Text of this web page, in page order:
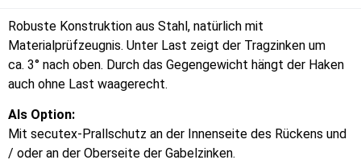
Robuste Konstruktion aus Stahl, natürlich mit
Materialprüfzeugnis. Unter Last zeigt der Tragzinken um
ca. 3° nach oben. Durch das Gegengewicht hängt der Haken
auch ohne Last waagerecht.
Als Option:
Mit secutex-Prallschutz an der Innenseite des Rückens und
/ oder an der Oberseite der Gabelzinken.